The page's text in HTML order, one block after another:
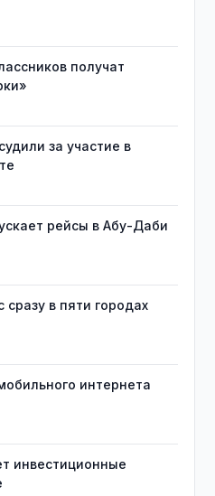
получат
за участие в
рейсы в Абу-Даби
сразу в пяти городах
интернета
инвестиционные